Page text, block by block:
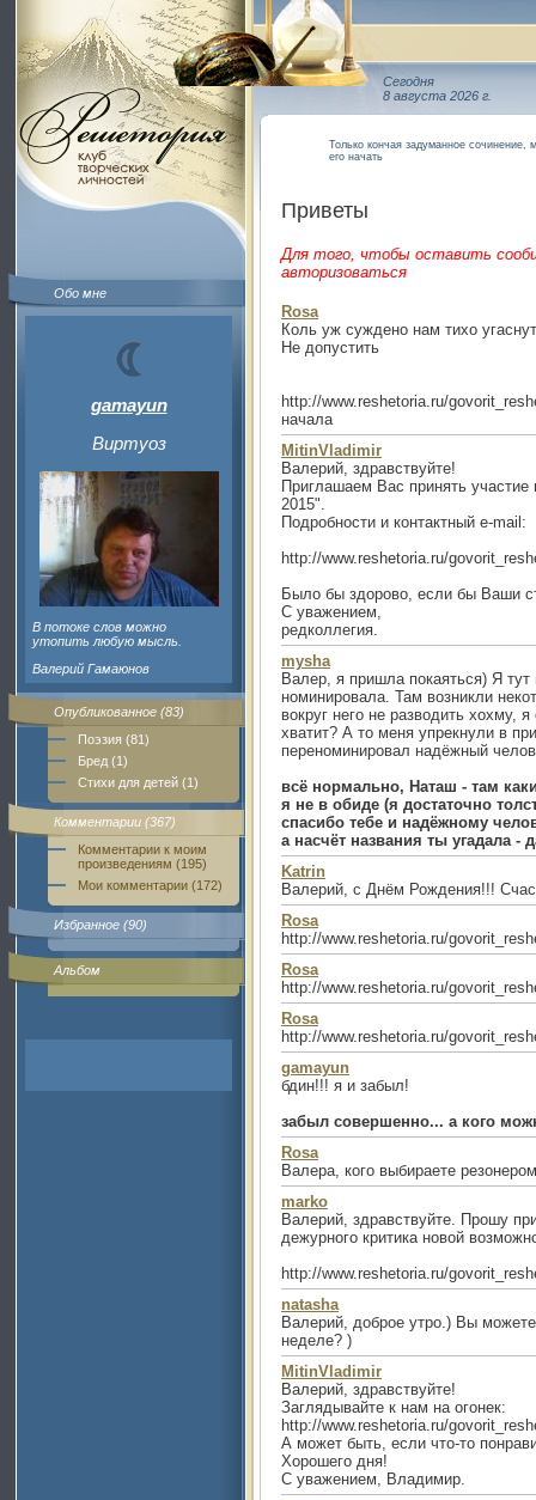
Обо мне
gamayun
Виртуоз
В потоке слов можно
утопить любую мысль.
Валерий Гамаюнов
Опубликованное (83)
Поэзия (81)
Бред (1)
Стихи для детей (1)
Комментарии (367)
Комментарии к моим
произведениям (195)
Мои комментарии (172)
Избранное (90)
Альбом
Сегодня
8 августа 2026 г.
Только кончая задуманное
его начать
Приветы
Для того, чтобы оставить
авторизоваться
Rosa
Коль уж суждено нам тихо
Не допустить
http://www.reshetoria.ru/
начала
MitinVladimir
Валерий, здравствуйте!
Приглашаем Вас принять
2015".
Подробности и контактный e-mail:
http://www.reshetoria.ru/
Было бы здорово, если бы Ваши
С уважением,
редколлегия.
mysha
Валер, я пришла покаяться) Я
номинировала. Там возникли
вокруг него не разводить хохму,
хватит? А то меня упрекнули в
переноминировал надёжный
всё нормально, Наташ - там
я не в обиде (я достаточно
спасибо тебе и надёжному
а насчёт названия ты угадала -
Katrin
Валерий, с Днём Рождения!!!
Rosa
http://www.reshetoria.ru/
Rosa
http://www.reshetoria.ru/
Rosa
http://www.reshetoria.ru/
gamayun
бдин!!! я и забыл!
забыл совершенно... а кого
Rosa
Валера, кого выбираете
marko
Валерий, здравствуйте. Прошу
дежурного критика новой
http://www.reshetoria.ru/
natasha
Валерий, доброе утро.) Вы
неделе? )
MitinVladimir
Валерий, здравствуйте!
Заглядывайте к нам на огонек:
http://www.reshetoria.ru/
А может быть, если что-то
Хорошего дня!
С уважением, Владимир.